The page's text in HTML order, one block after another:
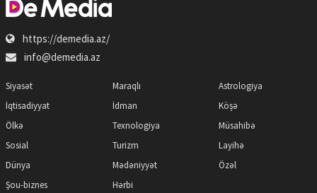
https://demedia.az/
info@demedia.az
Siyasət
İqtisadiyyat
Ölkə
Sosial
Dünya
Şou-biznes
Maraqlı
İdman
Texnologiya
Turizm
Mədəniyyət
Hərbi
Astrologiya
Köşə
Müsahibə
Layihə
Özəl